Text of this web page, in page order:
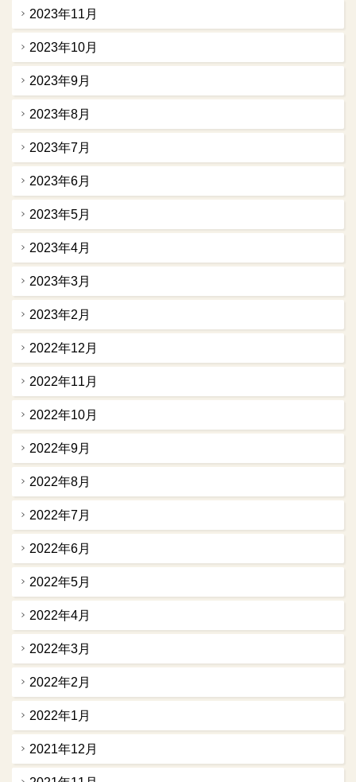
2023年11月
2023年10月
2023年9月
2023年8月
2023年7月
2023年6月
2023年5月
2023年4月
2023年3月
2023年2月
2022年12月
2022年11月
2022年10月
2022年9月
2022年8月
2022年7月
2022年6月
2022年5月
2022年4月
2022年3月
2022年2月
2022年1月
2021年12月